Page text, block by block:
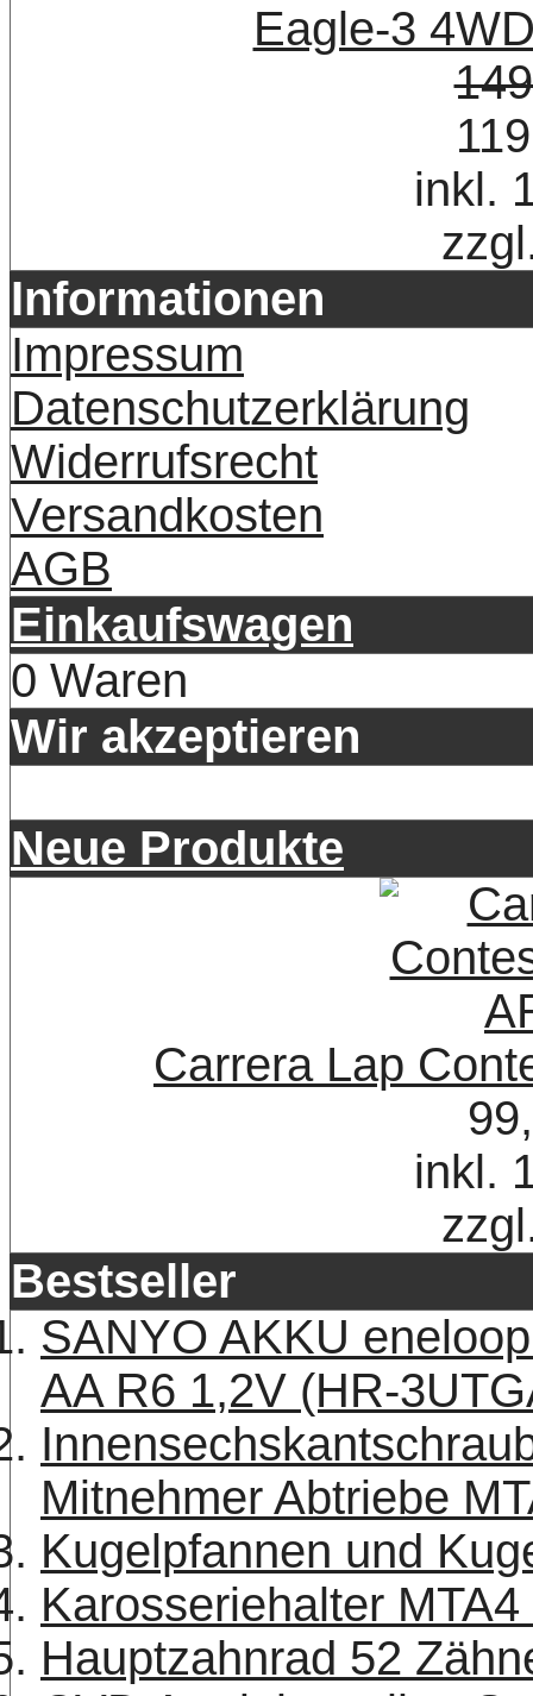
Eagle-3
inkl.
Informationen
Impressum
Datenschutzerklärung
Widerrufsrecht
Versandkosten
AGB
Einkaufswagen
0 Waren
Wir akzeptieren
Neue Produkte
Carrera Lap
inkl.
Bestseller
SANYO AKKU
AA R6 1,2V (HR-
Mitnehmer Abtriebe
Kugelpfannen und
Karosseriehalter
Hauptzahnrad 52